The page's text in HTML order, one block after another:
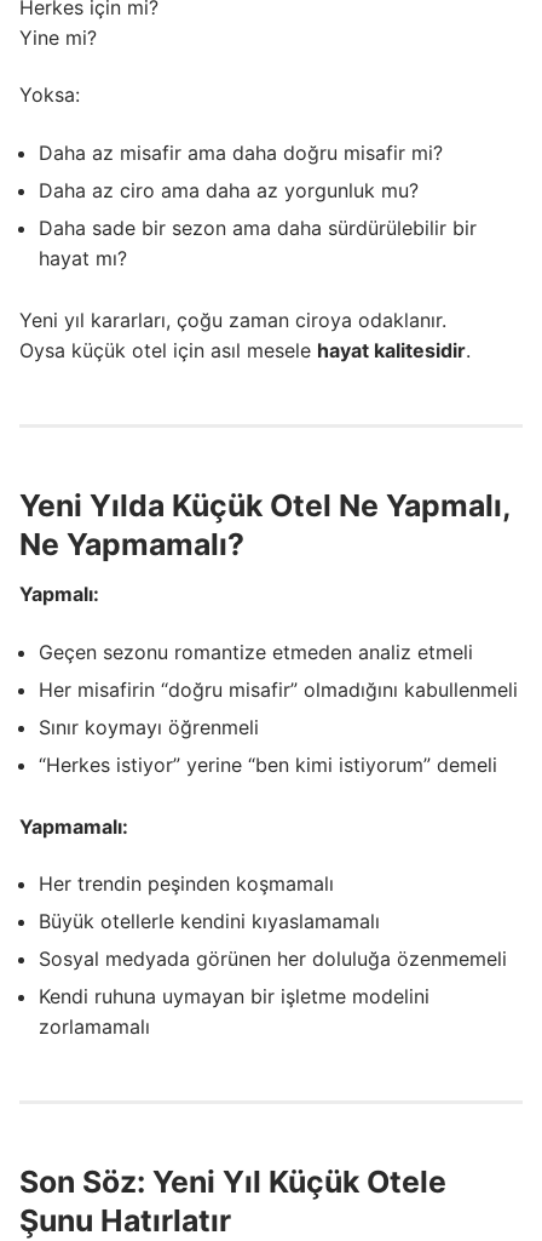
Herkes için mi?
Yine mi?
Yoksa:
Daha az misafir ama daha doğru misafir mi?
Daha az ciro ama daha az yorgunluk mu?
Daha sade bir sezon ama daha sürdürülebilir bir
hayat mı?
Yeni yıl kararları, çoğu zaman ciroya odaklanır.
Oysa küçük otel için asıl mesele hayat kalitesidir.
Yeni Yılda Küçük Otel Ne Yapmalı,
Ne Yapmamalı?
Yapmalı:
Geçen sezonu romantize etmeden analiz etmeli
Her misafirin “doğru misafir” olmadığını kabullenmeli
Sınır koymayı öğrenmeli
“Herkes istiyor” yerine “ben kimi istiyorum” demeli
Yapmamalı:
Her trendin peşinden koşmamalı
Büyük otellerle kendini kıyaslamamalı
Sosyal medyada görünen her doluluğa özenmemeli
Kendi ruhuna uymayan bir işletme modelini
zorlamamalı
Son Söz: Yeni Yıl Küçük Otele
Şunu Hatırlatır